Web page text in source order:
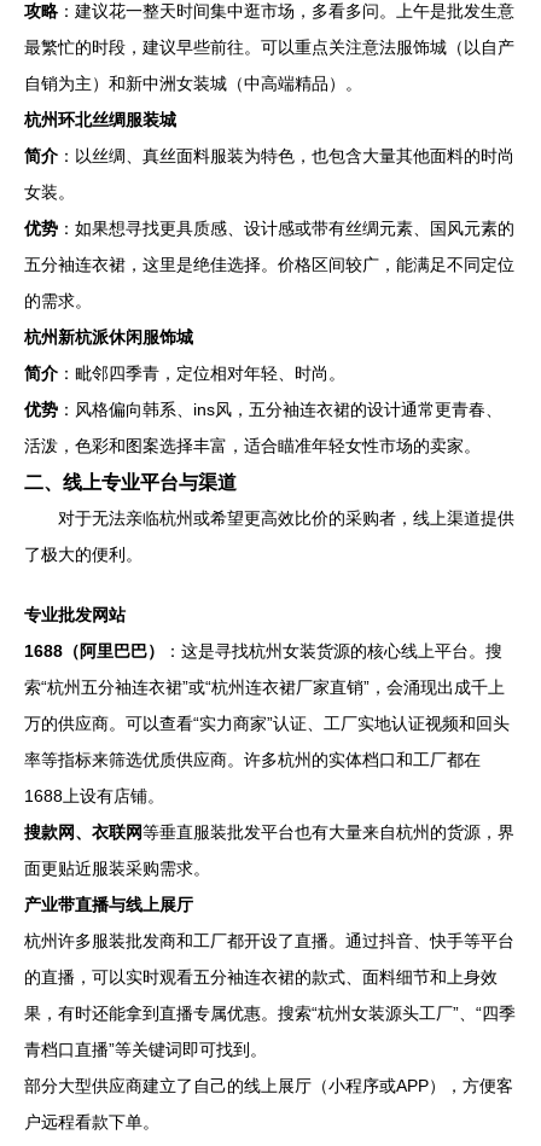
攻略 ：建议花一整天时间集中逛市场，多看多问。上午是批发生意
最繁忙的时段，建议早些前往。可以重点关注意法服饰城（以自产
自销为主）和新中洲女装城（中高端精品）。
杭州环北丝绸服装城
简介 ：以丝绸、真丝面料服装为特色，也包含大量其他面料的时尚
女装。
优势 ：如果想寻找更具质感、设计感或带有丝绸元素、国风元素的
五分袖连衣裙，这里是绝佳选择。价格区间较广，能满足不同定位
的需求。
杭州新杭派休闲服饰城
简介 ：毗邻四季青，定位相对年轻、时尚。
优势 ：风格偏向韩系、ins风，五分袖连衣裙的设计通常更青春、
活泼，色彩和图案选择丰富，适合瞄准年轻女性市场的卖家。
二、线上专业平台与渠道
对于无法亲临杭州或希望更高效比价的采购者，线上渠道提供
了极大的便利。
专业批发网站
1688（阿里巴巴）
：这是寻找杭州女装货源的核心线上平台。搜
索“杭州五分袖连衣裙”或“杭州连衣裙厂家直销”，会涌现出成千上
万的供应商。可以查看“实力商家”认证、工厂实地认证视频和回头
率等指标来筛选优质供应商。许多杭州的实体档口和工厂都在
1688上设有店铺。
搜款网、衣联网等垂直服装批发平台也有大量来自杭州的货源，界
面更贴近服装采购需求。
产业带直播与线上展厅
杭州许多服装批发商和工厂都开设了直播。通过抖音、快手等平台
的直播，可以实时观看五分袖连衣裙的款式、面料细节和上身效
果，有时还能拿到直播专属优惠。搜索“杭州女装源头工厂”、“四季
青档口直播”等关键词即可找到。
部分大型供应商建立了自己的线上展厅（小程序或APP），方便客
户远程看款下单。